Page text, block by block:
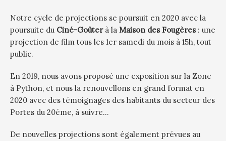
Notre cycle de projections se poursuit en 2020 avec la
poursuite du Ciné-Goûterà la Maison des Fougères: une
projection de film tous les 1er samedi du mois à 15h, tout
public.
En 2019, nous avons proposé une exposition sur la Zone
à Python, et nous la renouvellons en grand format en
2020 avec des témoignages des habitants du secteur des
Portes du 20éme, à suivre…
De nouvelles projections sont également prévues au